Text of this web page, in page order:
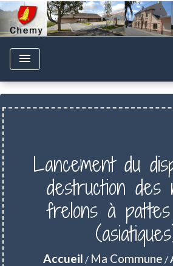
menu
Lancement du
destruction des
frelons à
Accueil / Ma Commune /